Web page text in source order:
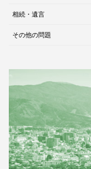
相続・遺言
その他の問題